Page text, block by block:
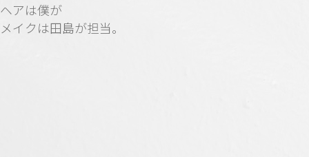
ヘアは僕が
メイクは田島が担当。